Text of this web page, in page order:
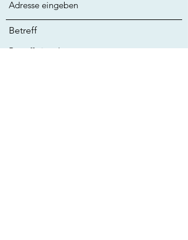
Betreff